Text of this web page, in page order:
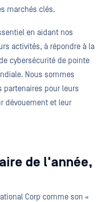
marchés clés.
en aidant nos
activités, à répondre à la
cybersécurité de pointe
Nous sommes
partenaires pour leurs
dévouement et leur
de l'année,
Corp comme son «